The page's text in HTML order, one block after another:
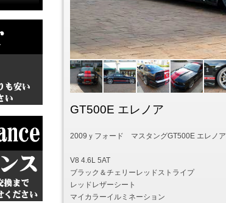
GT500E エレノア
2009ｙフォード マスタングGT500E エレノア
V8 4.6L 5AT
ブラック＆チェリーレッドストライプ
レッドレザーシート
マイカラーイルミネーション